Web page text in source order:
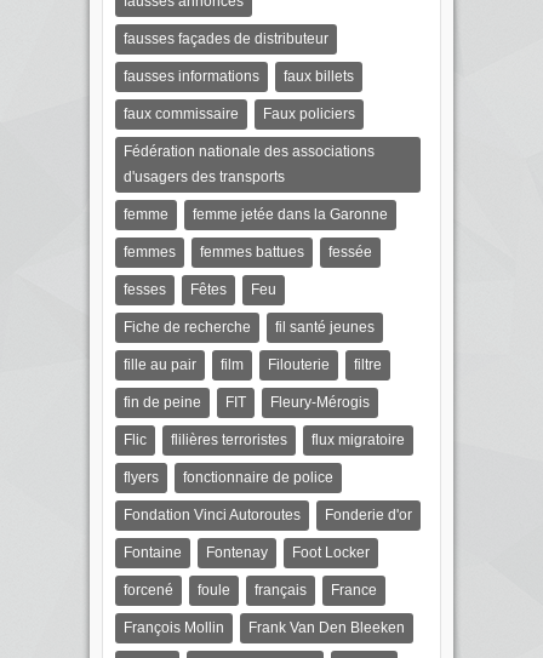
fausses façades de distributeur
fausses informations faux billets
faux commissaire Faux policiers
Fédération nationale des associations
d'usagers des transports
femme femme jetée dans la Garonne
femmes femmes battues fessée
fesses Fêtes Feu
Fiche de recherche fil santé jeunes
fille au pair film Filouterie filtre
fin de peine FIT Fleury-Mérogis
Flic flilières terroristes flux migratoire
flyers fonctionnaire de police
Fondation Vinci Autoroutes Fonderie d'or
Fontaine Fontenay Foot Locker
forcené foule français France
François Mollin Frank Van Den Bleeken